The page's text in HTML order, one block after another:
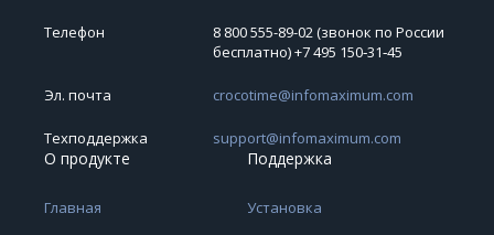
Телефон
8 800 555-89-02 (звонок по России
бесплатно) +7 495 150‑31‑45
Эл. почта crocotime@infomaximum.com
Техподдержка support@infomaximum.com
О продукте
Главная
Поддержка
Установка